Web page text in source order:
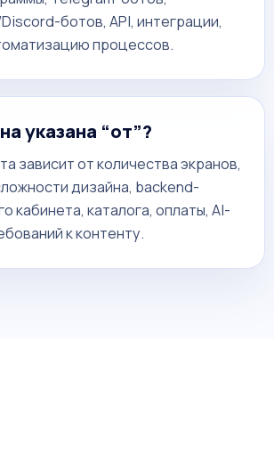
ботов, API, интеграции,
процессов.
указана “от”?
зависит от количества экранов,
дизайна, backend-
кабинета, каталога, оплаты, AI-
к контенту.